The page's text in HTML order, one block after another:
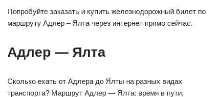
Попробуйте заказать и купить железнодорожный билет по
маршруту Адлер – Ялта через интернет прямо сейчас.
Адлер — Ялта
Сколько ехать от Адлера до Ялты на разных видах
транспорта? Маршрут Адлер — Ялта: время в пути,